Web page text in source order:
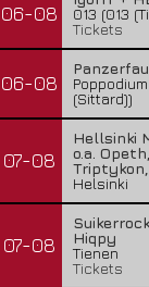
06-08
013 (013
Tickets
06-08
(Sittard))
07-08
Hellsinki
o.a.
Helsinki
07-08
Hiqpy
Tienen
Tickets